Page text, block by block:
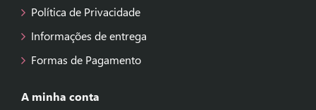
Política de Privacidade
Informações de entrega
Formas de Pagamento
A minha conta